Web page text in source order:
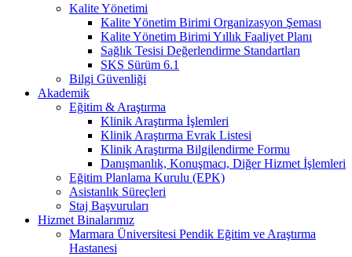
Kalite Yönetimi
Kalite Yönetim Birimi Organizasyon Şeması
Kalite Yönetim Birimi Yıllık Faaliyet Planı
Sağlık Tesisi Değerlendirme Standartları
SKS Sürüm 6.1
Bilgi Güvenliği
Akademik
Eğitim & Araştırma
Klinik Araştırma İşlemleri
Klinik Araştırma Evrak Listesi
Klinik Araştırma Bilgilendirme Formu
Danışmanlık, Konuşmacı, Diğer Hizmet İşlemleri
Eğitim Planlama Kurulu (EPK)
Asistanlık Süreçleri
Staj Başvuruları
Hizmet Binalarımız
Marmara Üniversitesi Pendik Eğitim ve Araştırma
Hastanesi